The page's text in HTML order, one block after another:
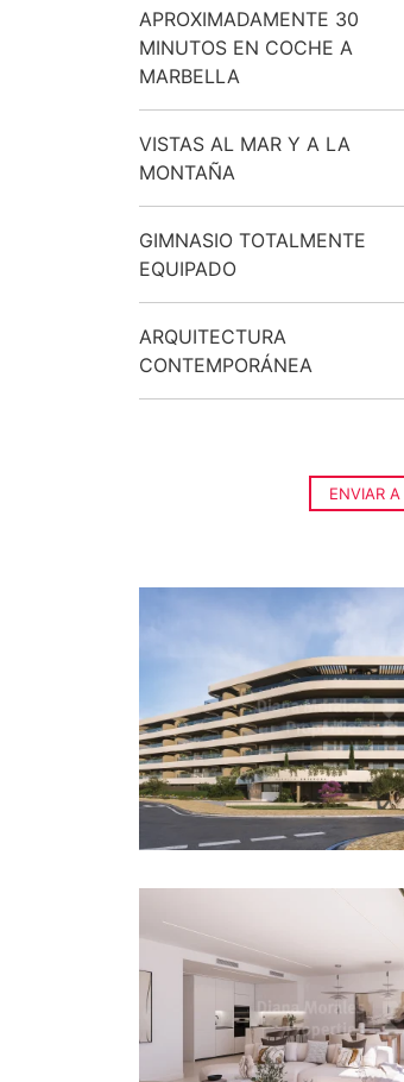
APROXIMADAMENTE 30
MINUTOS EN COCHE A
MARBELLA
VISTAS AL MAR Y A LA
MONTAÑA
GIMNASIO TOTALMENTE
EQUIPADO
ARQUITECTURA
CONTEMPORÁNEA
ENVIAR